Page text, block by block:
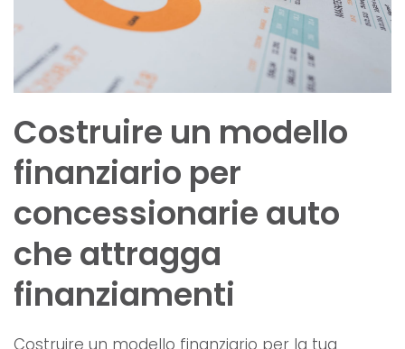
Costruire un modello
finanziario per
concessionarie auto
che attragga
finanziamenti
Costruire un modello finanziario per la tua